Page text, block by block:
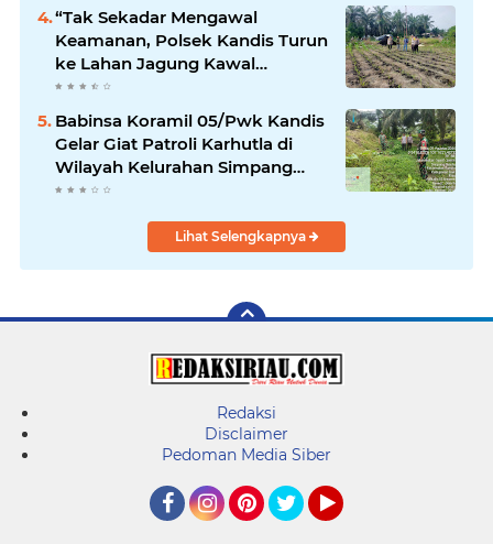
“Tak Sekadar Mengawal
Keamanan, Polsek Kandis Turun
ke Lahan Jagung Kawal
Ketahanan Pangan
Babinsa Koramil 05/Pwk Kandis
Gelar Giat Patroli Karhutla di
Wilayah Kelurahan Simpang
Belutu
Lihat Selengkapnya
Redaksi
Disclaimer
Pedoman Media Siber